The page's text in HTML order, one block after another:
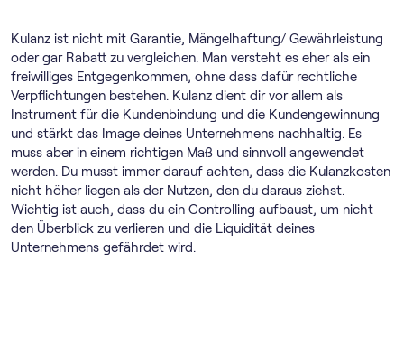
Kulanz ist nicht mit Garantie, Mängelhaftung/ Gewährleistung
oder gar Rabatt zu vergleichen. Man versteht es eher als ein
freiwilliges Entgegenkommen, ohne dass dafür rechtliche
Verpflichtungen bestehen. Kulanz dient dir vor allem als
Instrument für die Kundenbindung und die Kundengewinnung
und stärkt das Image deines Unternehmens nachhaltig. Es
muss aber in einem richtigen Maß und sinnvoll angewendet
werden. Du musst immer darauf achten, dass die Kulanzkosten
nicht höher liegen als der Nutzen, den du daraus ziehst.
Wichtig ist auch, dass du ein Controlling aufbaust, um nicht
den Überblick zu verlieren und die Liquidität deines
Unternehmens gefährdet wird.